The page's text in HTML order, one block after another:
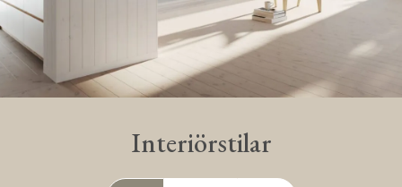
Interiörstilar